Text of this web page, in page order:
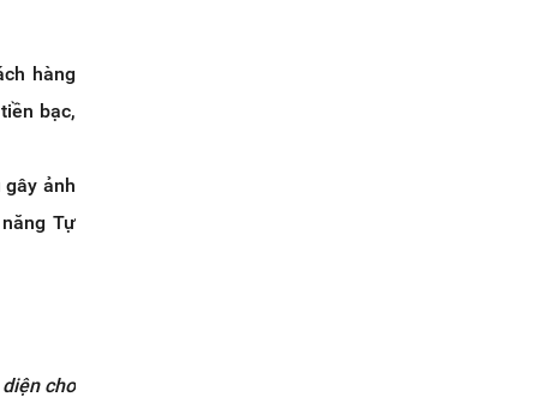
hàng
bạc,
ảnh
Tự
cho